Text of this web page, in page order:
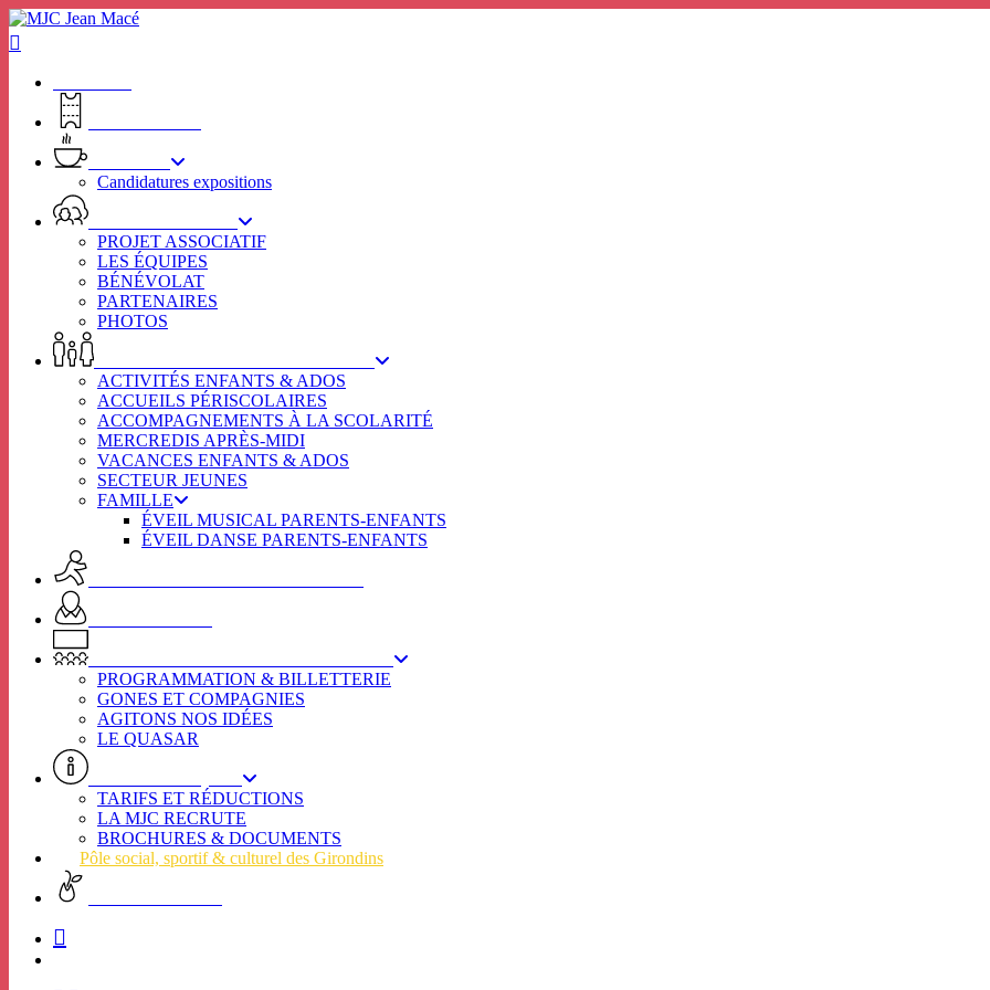
Skip
to
main
content
Candidatures expositions
PROJET ASSOCIATIF
LES ÉQUIPES
BÉNÉVOLAT
PARTENAIRES
PHOTOS
ACTIVITÉS ENFANTS & ADOS
ACCUEILS PÉRISCOLAIRES
ACCOMPAGNEMENTS À LA SCOLARITÉ
MERCREDIS APRÈS-MIDI
VACANCES ENFANTS & ADOS
SECTEUR JEUNES
FAMILLE
ÉVEIL MUSICAL PARENTS-ENFANTS
ÉVEIL DANSE PARENTS-ENFANTS
PROGRAMMATION & BILLETTERIE
GONES ET COMPAGNIES
AGITONS NOS IDÉES
LE QUASAR
TARIFS ET RÉDUCTIONS
LA MJC RECRUTE
BROCHURES & DOCUMENTS
Pôle social, sportif & culturel des Girondins